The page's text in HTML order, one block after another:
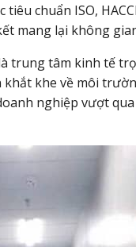
tiêu chuẩn ISO,
mang lại không
trung tâm kinh tế
khe về môi
nghiệp vượt